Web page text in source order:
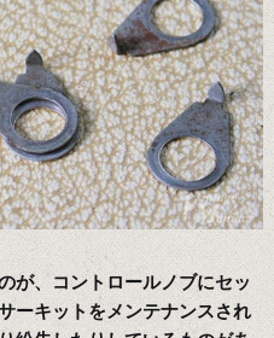
が、コントロールノブにセッ
ーキットをメンテナンスされ